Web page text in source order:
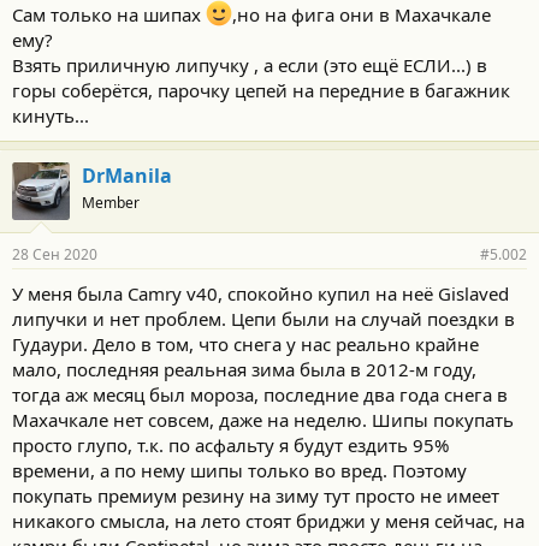
Сам только на шипах
,но на фига они в Махачкале
ему?
Взять приличную липучку , а если (это ещё ЕСЛИ...) в
горы соберётся, парочку цепей на передние в багажник
кинуть...
DrManila
Member
28 Сен 2020 #5.002
У меня была Camry v40, спокойно купил на неё Gislaved
липучки и нет проблем. Цепи были на случай поездки в
Гудаури. Дело в том, что снега у нас реально крайне
мало, последняя реальная зима была в 2012-м году,
тогда аж месяц был мороза, последние два года снега в
Махачкале нет совсем, даже на неделю. Шипы покупать
просто глупо, т.к. по асфальту я будут ездить 95%
времени, а по нему шипы только во вред. Поэтому
покупать премиум резину на зиму тут просто не имеет
никакого смысла, на лето стоят бриджи у меня сейчас, на